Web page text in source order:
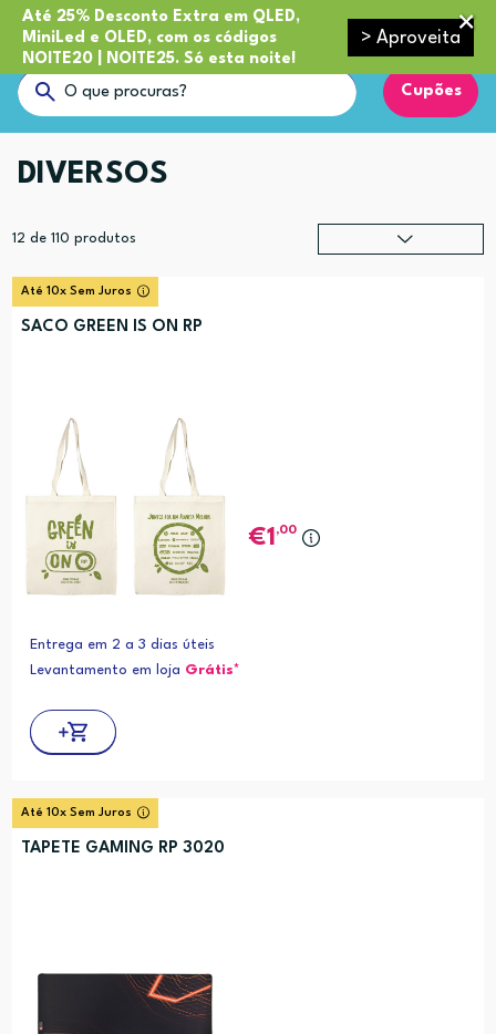
Até 25% Desconto Extra em QLED,
MiniLed e OLED, com os códigos
NOITE20 | NOITE25. Só esta noite!
> Aproveita
Cupões
DIVERSOS
12 de 110 produtos
Até 10x Sem Juros
SACO GREEN IS ON RP
1 ,00
Entrega em 2 a 3 dias úteis
Levantamento em loja Grátis*
Até 10x Sem Juros
TAPETE GAMING RP 3020